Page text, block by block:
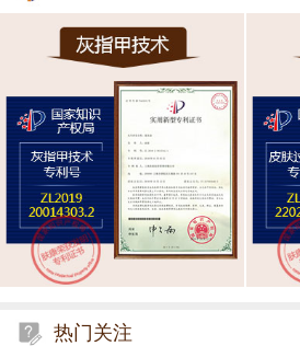
热门关注